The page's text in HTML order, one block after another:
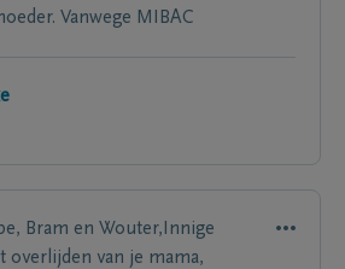
Vanwege MIBAC
Bram en Wouter,Innige
overlijden van je mama,